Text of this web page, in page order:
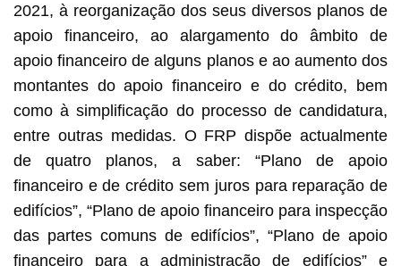
2021, à reorganização dos seus diversos planos de
apoio financeiro, ao alargamento do âmbito de
apoio financeiro de alguns planos e ao aumento dos
montantes do apoio financeiro e do crédito, bem
como à simplificação do processo de candidatura,
entre outras medidas. O FRP dispõe actualmente
de quatro planos, a saber: “Plano de apoio
financeiro e de crédito sem juros para reparação de
edifícios”, “Plano de apoio financeiro para inspecção
das partes comuns de edifícios”, “Plano de apoio
financeiro para a administração de edifícios” e